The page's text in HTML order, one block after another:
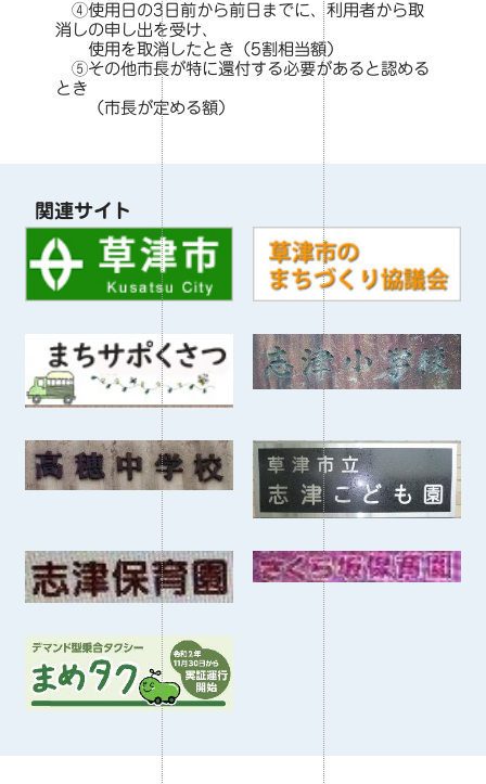
④使用日の3日前から前日までに、利用者から取
消しの申し出を受け、
使用を取消したとき（5割相当額）
⑤その他市長が特に還付する必要があると認める
とき
（市長が定める額）
関連サイト